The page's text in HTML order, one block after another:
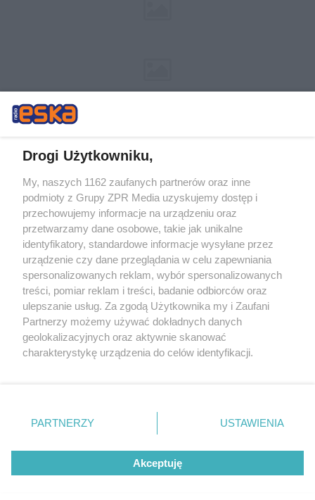
Żaden utwór zamieszczony w serwisie nie może być powielany i
rozpowszechniany lub dalej rozpowszechniany w jakikolwiek sposób (w
tym także elektroniczny lub mechaniczny) na jakimkolwiek polu
eksploatacji w jakiejkolwiek formie, włącznie z umieszczaniem w
Internecie bez pisemnej zgody właściciela praw. Jakiekolwiek użycie lub
wykorzystanie utworów w całości lub w części z naruszeniem prawa,
tzn. bez właściwej zgody, jest zabronione pod groźbą kary i może być
ścigane prawnie.
© 2026 Grupa ZPR Media
Drogi Użytkowniku,
My, naszych 1162 zaufanych partnerów oraz inne
podmioty z Grupy ZPR Media uzyskujemy dostęp i
przechowujemy informacje na urządzeniu oraz
przetwarzamy dane osobowe, takie jak unikalne
identyfikatory, standardowe informacje wysyłane przez
urządzenie czy dane przeglądania w celu zapewniania
spersonalizowanych reklam, wybór spersonalizowanych
treści, pomiar reklam i treści, badanie odbiorców oraz
ulepszanie usług. Za zgodą Użytkownika my i Zaufani
Partnerzy możemy używać dokładnych danych
geolokalizacyjnych oraz aktywnie skanować
charakterystykę urządzenia do celów identyfikacji.
zmienić/wycofać klikając przycisk ustawień prywatności
znajdujący się w lewym dolnym rogu strony
rodzaje przetwarzania danych nie wymagają zgody
użytkownika, ale masz prawo sprzeciwić się takiemu
przetwarzaniu. Preferencje będą miały zastosowanie tylko
PARTNERZY USTAWIENIA
Akceptuję